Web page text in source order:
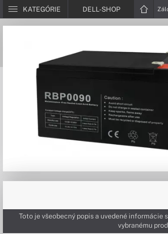
KATEGÓRIE DELL-SHOP
Toto je všeobecný popis a uvedené
vybranému